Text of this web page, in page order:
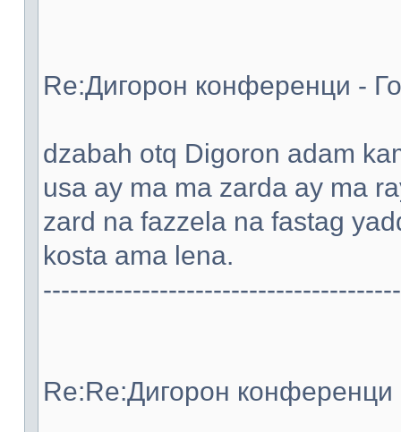
Re:Дигорон конференци -
dzabah otq Digoron adam
usa ay ma ma zarda ay ma
zard na fazzela na fastag
kosta ama lena.
Re:Re:Дигорон